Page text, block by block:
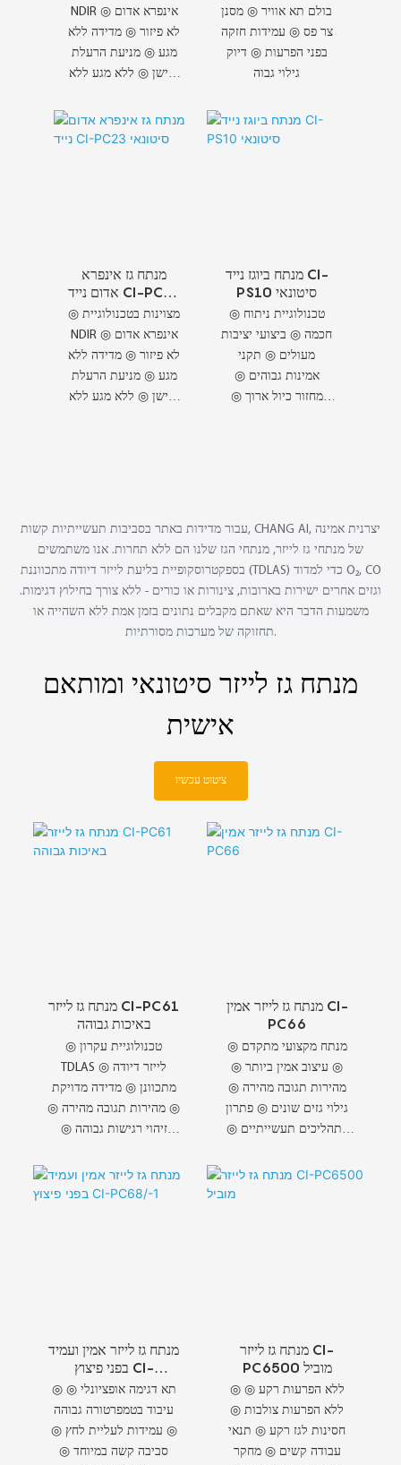
NDIR ◎ אינפרא אדום
לא פיזור ◎ מדידה ללא
מגע ◎ מניעת הרעלת
חיישן ◎ ללא מגע ללא
לאיכות הגבוהה ביותר
בולם תא אוויר ◎ מסנן
צר פס ◎ עמידות חזקה
בפני הפרעות ◎ דיוק
גילוי גבוה
מנתח גז אינפרא
אדום נייד CI-PC23
סיטונאי
◎ מצוינות בטכנולוגיית
NDIR ◎ אינפרא אדום
לא פיזור ◎ מדידה ללא
מגע ◎ מניעת הרעלת
חיישן ◎ ללא מגע ללא
מנתח ביוגז נייד CI-
PS10 סיטונאי
◎ טכנולוגיית ניתוח
חכמה ◎ ביצועי יציבות
מעולים ◎ תקני
אמינות גבוהים ◎
מחזור כיול ארוך ◎
עבור מדידות באתר בסביבות תעשייתיות קשות, CHANG AI, יצרנית אמינה
של מנתחי גז לייזר, מנתחי הגז שלנו הם ללא תחרות. אנו משתמשים
בספקטרוסקופיית בליעת לייזר דיודה מתכווננת (TDLAS) כדי למדוד O₂, CO
וגזים אחרים ישירות בארובות, צינורות או כורים - ללא צורך בחילוץ דגימות.
משמעות הדבר היא שאתם מקבלים נתונים בזמן אמת ללא השהייה או
תחזוקה של מערכות מסורתיות.
מנתח גז לייזר סיטונאי ומותאם
אישית
ציטוט עכשיו
מנתח גז לייזר CI-PC61
באיכות גבוהה
◎ טכנולוגיית עקרון
TDLAS ◎ לייזר דיודה
מתכוונן ◎ מדידה מדויקת
◎ מהירות תגובה מהירה ◎
זיהוי רגישות גבוהה ◎
לאיכות גבוהה
מנתח גז לייזר אמין CI-
PC66
◎ מנתח מקצועי מתקדם
◎ עיצוב אמין ביותר ◎
מהירות תגובה מהירה ◎
גילוי גזים שונים ◎ פתרון
לתהליכים תעשייתיים ◎
שירות איכותי של CHANG
מנתח גז לייזר אמין ועמיד
בפני פיצוץ CI-
PC68/-1
◎ תא דגימה אופציונלי ◎
עיבוד בטמפרטורה גבוהה
◎ עמידות לעליית לחץ ◎
סביבה קשה במיוחד ◎
מנתח גז לייזר CI-
PC6500 מוביל
◎ ללא הפרעות רקע ◎
ללא הפרעות צולבות ◎
חסינות לגז רקע ◎ תנאי
עבודה קשים ◎ מחקר